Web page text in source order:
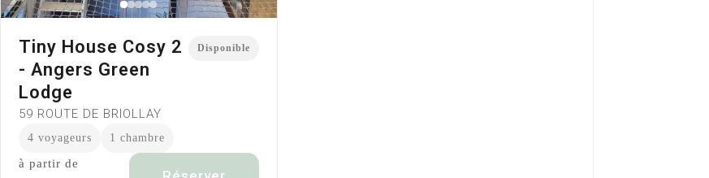
Tiny House Cosy 2
- Angers Green
Lodge
Disponible
59 ROUTE DE BRIOLLAY
4 voyageurs 1 chambre
à partir de